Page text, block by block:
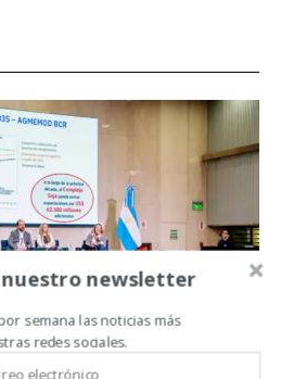
Privacidad
nuestro newsletter
semana las noticias más
redes sociales.